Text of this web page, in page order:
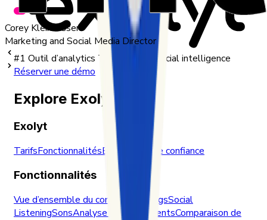
Corey Kleinsasser
Marketing and Social Media Director
#1 Outil d’analytics TikTok et de social intelligence
Réserver une démo
Explore Exolyt
Exolyt
TarifsFonctionnalitésBlog Centre de confiance
Fonctionnalités
Vue d’ensemble du compte HashtagsSocial
ListeningSonsAnalyse des sentimentsComparaison de